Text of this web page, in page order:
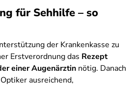
für Sehhilfe – so
der Krankenkasse zu
Erstverordnung das Rezept
einer Augenärztin nötig. Danach
ausreichend,